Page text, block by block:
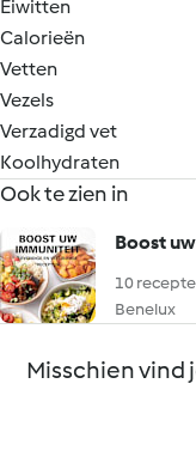
Eiwitten
Calorieën
Vetten
Vezels
Verzadigd vet
Koolhydraten
Ook te zien in
Boost
10
Benelux
Misschien vind